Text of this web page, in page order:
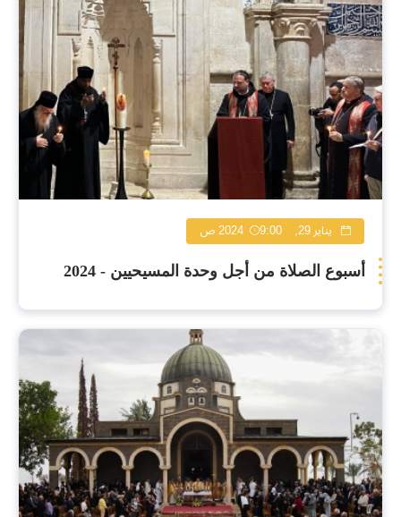
يناير 29, 2024 9:00 ص
أسبوع الصلاة من أجل وحدة المسيحيين - 2024